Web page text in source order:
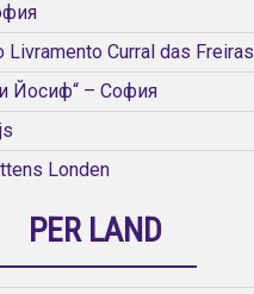
Livramento Curral das Freiras
Йосиф“ – София
Londen
PER LAND